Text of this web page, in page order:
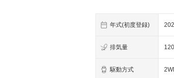
年式(初度登録)
排気量
駆動方式